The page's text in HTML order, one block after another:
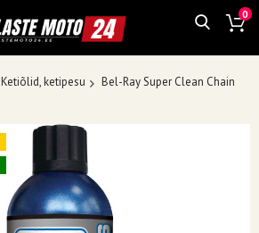
0
Ketiõlid, ketipesu
Bel-Ray Super Clean Chain